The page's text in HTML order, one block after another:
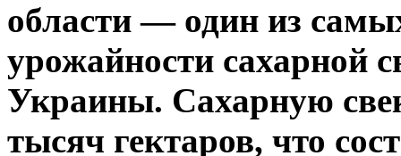
области — один из
урожайности сахарной
Украины. Сахарную
тысяч гектаров, что